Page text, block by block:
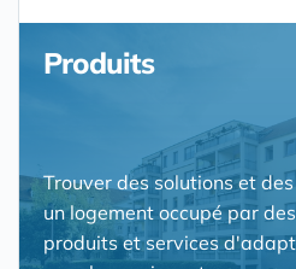
Produits
Trouver des solutions et
un logement occupé par
produits et services